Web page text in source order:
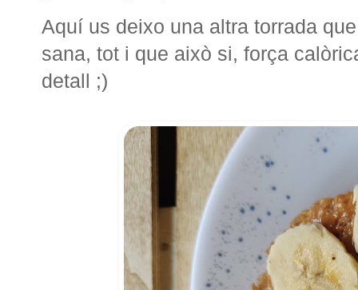
Aquí us deixo una altra torrada
sana, tot i que això si, força
detall ;)